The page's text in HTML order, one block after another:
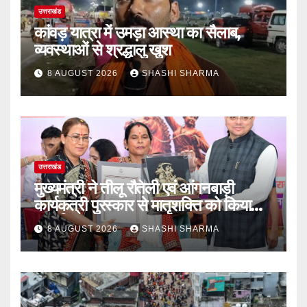
उत्तराखंड
कांवड़ यात्रा में उमड़ा आस्था का सैलाब,
व्यवस्थाओं से श्रद्धालु खुश
8 AUGUST 2026 SHASHI SHARMA
उत्तराखंड
मुख्यमंत्री ने तीलू रौतेली एवं आंगनबाड़ी
कार्यकत्री पुरस्कार से मातृशक्ति को किया
सम्मानित
8 AUGUST 2026 SHASHI SHARMA